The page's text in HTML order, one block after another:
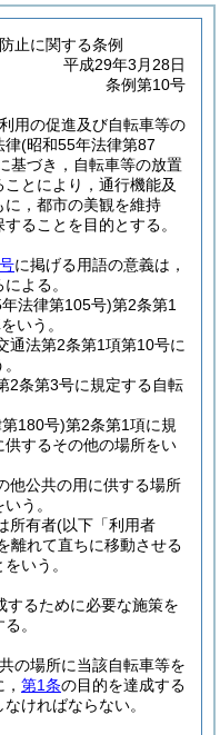
止に関する条例
平成29年3月28日
条例第10号
用の促進及び自転車等の
律(昭和55年法律第87
基づき，自転車等の放置
とにより，通行機能及
，都市の美観を維持
ることを目的とする。
に掲げる用語の意義は，
よる。
法律第105号)第2条第1
いう。
法第2条第1項第10号に
条第3号に規定する自転
180号)第2条第1項に規
するその他の場所をい
公共の用に供する場所
う。
所有者(以下「利用者
離れて直ちに移動させる
いう。
するために必要な施策を
。
の場所に当該自転車等を
第1条の目的を達成する
ければならない。